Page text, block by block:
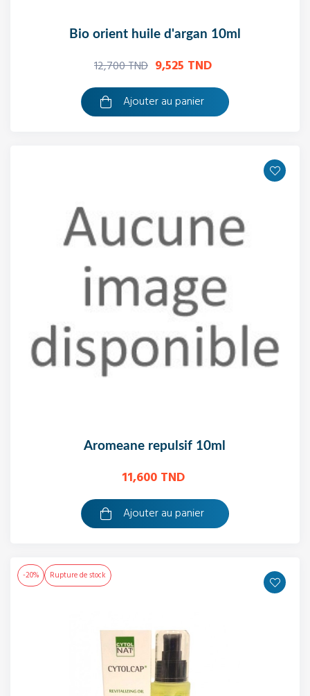
bio orient huile d'argan 10ml
12,700 TND 9,525 TND
Ajouter au panier
aromeane repulsif 10ml
11,600 TND
Ajouter au panier
-20% Rupture de stock